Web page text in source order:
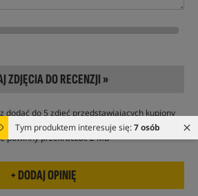
Tym produktem interesuje się:7 osób
ZDJĘCIA DO RECENZJI »
dodać do 5 zdjęć przedstawiających kupiony
powinny przekraczać 2 MB